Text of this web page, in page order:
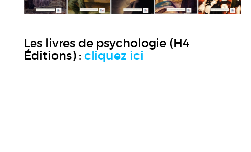
Les livres de psychologie (H4
Éditions) : cliquez ici